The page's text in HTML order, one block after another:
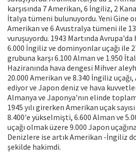
karşısında 7 Amerikan, 6 İngiliz, 2
İtalya tümeni bulunuyordu. Yeni Gine
Amerikan ve 6 Avustralya tümeni ile
vuruşuyordu. 1943 Martında Avrupa'da
6.000 İngiliz ve dominyonlar uçağı ile
grubuna karşı 6.100 Alman ve 1.950
Haziranında hava dengesi Mihver
20.000 Amerikan ve 8.340 İngiliz
ediyor ve Japon deniz ve hava
Almanya ve Japonya'nın elinde
1945 yılı girerken Amerikan uçak
8.400'e yükselmişti, 6.600 Alman ve
uçağı olmak üzere 9.000 Japon
Denizlere ise artık Amerikan -İngiliz
şekilde hakimdi.